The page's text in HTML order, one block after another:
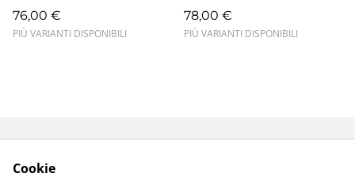
76,00 €
PIÙ VARIANTI DISPONIBILI
78,00 €
PIÙ VARIANTI DISPONIBILI
Termini e Condizioni
Cookie